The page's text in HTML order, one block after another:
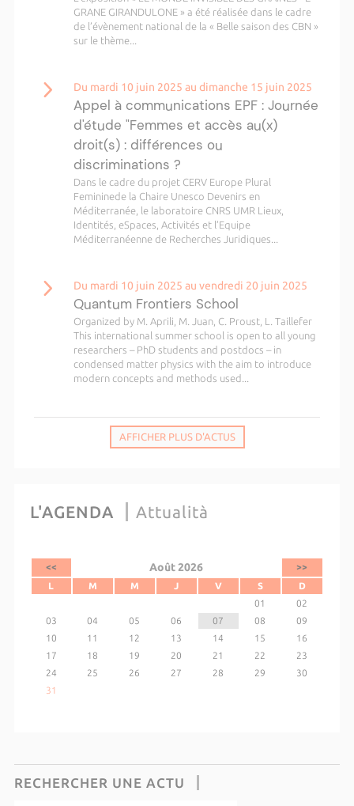
GRANE GIRANDULONE » a été réalisée dans le cadre
de l’évènement national de la « Belle saison des CBN »
sur le thème...
Du mardi 10 juin 2025 au dimanche 15 juin 2025
Appel à communications EPF : Journée
d'étude "Femmes et accès au(x)
droit(s) : différences ou
discriminations ?
Dans le cadre du projet CERV Europe Plural
Femininede la Chaire Unesco Devenirs en
Méditerranée, le laboratoire CNRS UMR Lieux,
Identités, eSpaces, Activités et l’Equipe
Méditerranéenne de Recherches Juridiques...
Du mardi 10 juin 2025 au vendredi 20 juin 2025
Quantum Frontiers School
Organized by M. Aprili, M. Juan, C. Proust, L. Taillefer
This international summer school is open to all young
researchers – PhD students and postdocs – in
condensed matter physics with the aim to introduce
modern concepts and methods used...
AFFICHER PLUS D'ACTUS
L'AGENDA Attualità
<< Août 2026
>>
L
M M J V S
D
01
02
03
04 05 06 07 08
09
10
11 12 13 14 15
16
17
18 19 20 21 22
23
24
25 26 27 28 29
30
31
RECHERCHER UNE ACTU